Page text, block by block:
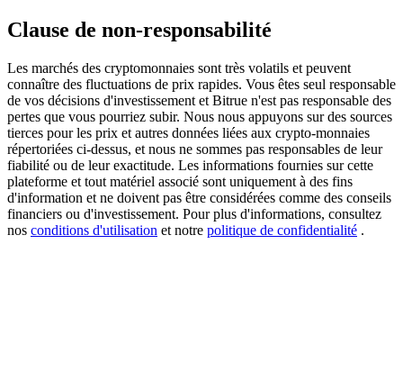
Trade Gold & Silver · 33,333 USDT Bonus
USDT New User Exclusive 10% APR
USDT Flexible Staking | Daily Rewards
Clause de non-responsabilité
Les marchés des cryptomonnaies sont très volatils et peuvent
connaître des fluctuations de prix rapides. Vous êtes seul responsable
de vos décisions d'investissement et Bitrue n'est pas responsable des
pertes que vous pourriez subir. Nous nous appuyons sur des sources
tierces pour les prix et autres données liées aux crypto-monnaies
répertoriées ci-dessus, et nous ne sommes pas responsables de leur
fiabilité ou de leur exactitude. Les informations fournies sur cette
plateforme et tout matériel associé sont uniquement à des fins
d'information et ne doivent pas être considérées comme des conseils
financiers ou d'investissement. Pour plus d'informations, consultez
nos conditions d'utilisation et notre politique de confidentialité .